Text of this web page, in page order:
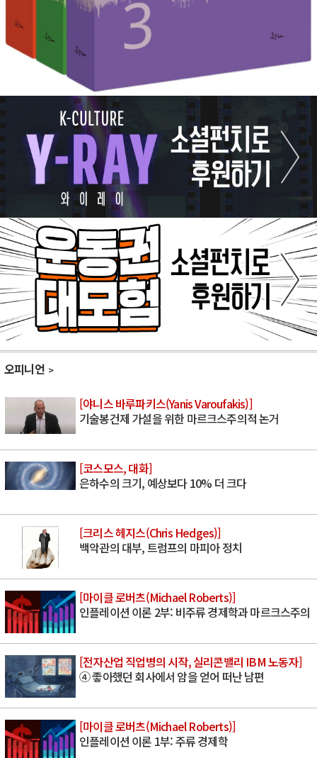
오피니언
[야니스 바루파키스(Yanis Varoufakis)]
기술봉건제 가설을 위한 마르크스주의적 논거
[코스모스, 대화]
은하수의 크기, 예상보다 10% 더 크다
[크리스 헤지스(Chris Hedges)]
백악관의 대부, 트럼프의 마피아 정치
[마이클 로버츠(Michael Roberts)]
인플레이션 이론 2부: 비주류 경제학과 마르크스주의
[전자산업 직업병의 시작, 실리콘밸리 IBM 노동자]
④ 좋아했던 회사에서 암을 얻어 떠난 남편
[마이클 로버츠(Michael Roberts)]
인플레이션 이론 1부: 주류 경제학